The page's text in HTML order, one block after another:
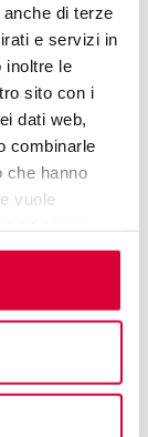
di terze
e servizi in
inoltre le
sito con i
dati web,
combinarle
che hanno
vuole
espresso
vuole i
sul tasto
che
e frequenti
in gres
impedisce
mentre
ai
comuni
o
e
lusso. Per la